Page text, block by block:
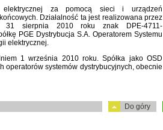
elektrycznej za pomocą sieci i urządzeń
Działalność ta jest realizowana przez
31 sierpnia 2010 roku znak DPE-4711-
PGE Dystrybucja S.A. Operatorem Systemu
elektrycznej.
1 września 2010 roku. Spółka jako OSD
operatorów systemów dystrybucyjnych, obecnie
Do góry